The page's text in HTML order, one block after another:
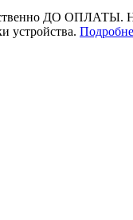
ДО ОПЛАТЫ.
устройства.